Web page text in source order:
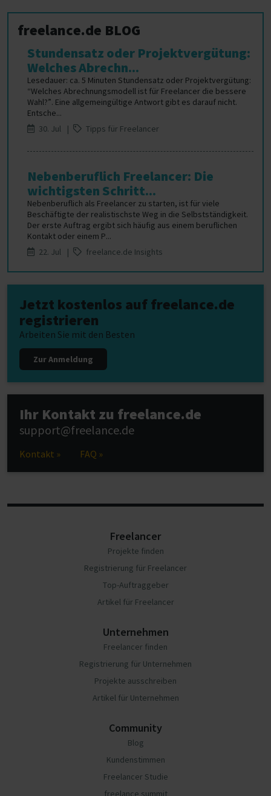
freelance.de BLOG
Stundensatz oder Projektvergütung:
Welches Abrechn...
Lesedauer: ca. 5 Minuten Stundensatz oder Projektvergütung:
“Welches Abrechnungsmodell ist für Freelancer die bessere
Wahl?”. Eine allgemeingültige Antwort gibt es darauf nicht.
Entsche...
30. Jul |
Tipps für Freelancer
Nebenberuflich Freelancer: Die
wichtigsten Schritt...
Nebenberuflich als Freelancer zu starten, ist für viele
Beschäftigte der realistischste Weg in die Selbstständigkeit.
Der erste Auftrag ergibt sich häufig aus einem beruflichen
Kontakt oder einem P...
22. Jul |
freelance.de Insights
Jetzt kostenlos auf freelance.de
registrieren
Arbeiten Sie mit den Besten
Zur Anmeldung
Ihr Kontakt zu freelance.de
support@freelance.de
Kontakt » FAQ »
Freelancer
Projekte finden
Registrierung für Freelancer
Top-Auftraggeber
Artikel für Freelancer
Unternehmen
Freelancer finden
Registrierung für Unternehmen
Projekte ausschreiben
Artikel für Unternehmen
Community
Blog
Kundenstimmen
Freelancer Studie
freelance summit